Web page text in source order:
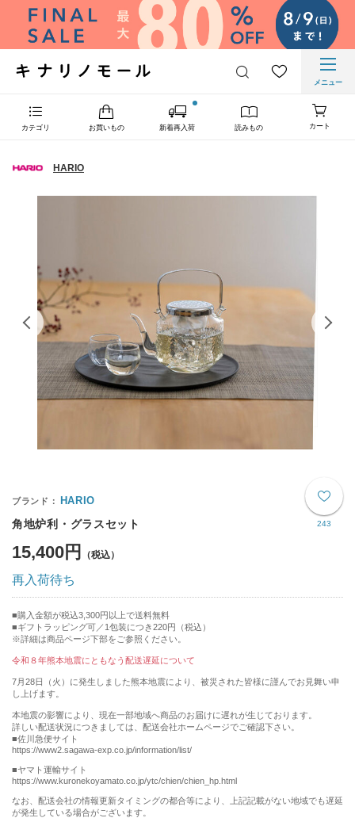
メニュー
カテゴリ お買いもの 新着再入荷 読みもの カート
HARIO
243
HARIO
角地炉利・グラスセット
15,400円
再入荷待ち
購入金額が税込3,300円以上で送料無料
ギフトラッピング可／1包装につき220円（税込）
※詳細は商品ページ下部をご参照ください。
令和８年熊本地震にともなう配送遅延について
7月28日（火）に発生しました熊本地震により、被災された皆様に謹んでお見舞い申
し上げます。
本地震の影響により、現在一部地域へ商品のお届けに遅れが生じております。
詳しい配送状況につきましては、配送会社ホームページでご確認下さい。
■佐川急便サイト
https://www2.sagawa-exp.co.jp/information/list/
■ヤマト運輸サイト
https://www.kuronekoyamato.co.jp/ytc/chien/chien_hp.html
なお、配送会社の情報更新タイミングの都合等により、上記記載がない地域でも遅延
が発生している場合がございます。